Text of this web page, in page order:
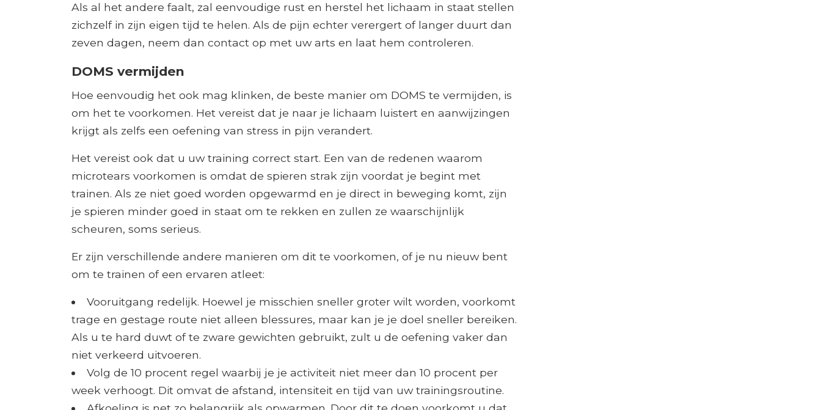
Als al het andere faalt, zal eenvoudige rust en herstel het lichaam in staat stellen
zichzelf in zijn eigen tijd te helen. Als de pijn echter verergert of langer duurt dan
zeven dagen, neem dan contact op met uw arts en laat hem controleren.
DOMS vermijden
Hoe eenvoudig het ook mag klinken, de beste manier om DOMS te vermijden, is
om het te voorkomen. Het vereist dat je naar je lichaam luistert en aanwijzingen
krijgt als zelfs een oefening van stress in pijn verandert.
Het vereist ook dat u uw training correct start. Een van de redenen waarom
microtears voorkomen is omdat de spieren strak zijn voordat je begint met
trainen. Als ze niet goed worden opgewarmd en je direct in beweging komt, zijn
je spieren minder goed in staat om te rekken en zullen ze waarschijnlijk
scheuren, soms serieus.
Er zijn verschillende andere manieren om dit te voorkomen, of je nu nieuw bent
om te trainen of een ervaren atleet:
Vooruitgang redelijk. Hoewel je misschien sneller groter wilt worden, voorkomt
trage en gestage route niet alleen blessures, maar kan je je doel sneller bereiken.
Als u te hard duwt of te zware gewichten gebruikt, zult u de oefening vaker dan
niet verkeerd uitvoeren.
Volg de 10 procent regel waarbij je je activiteit niet meer dan 10 procent per
week verhoogt. Dit omvat de afstand, intensiteit en tijd van uw trainingsroutine.